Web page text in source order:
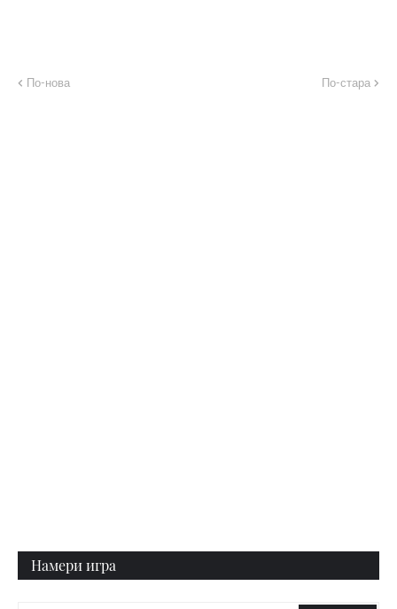
По-нова По-стара
Намери игра